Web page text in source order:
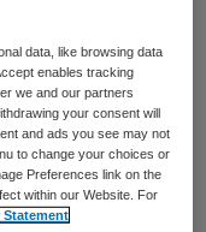
data, like browsing data
enables tracking
we and our partners
your consent will
and ads you see may not
to change your choices or
Preferences link on the
within our Website. For
Statement